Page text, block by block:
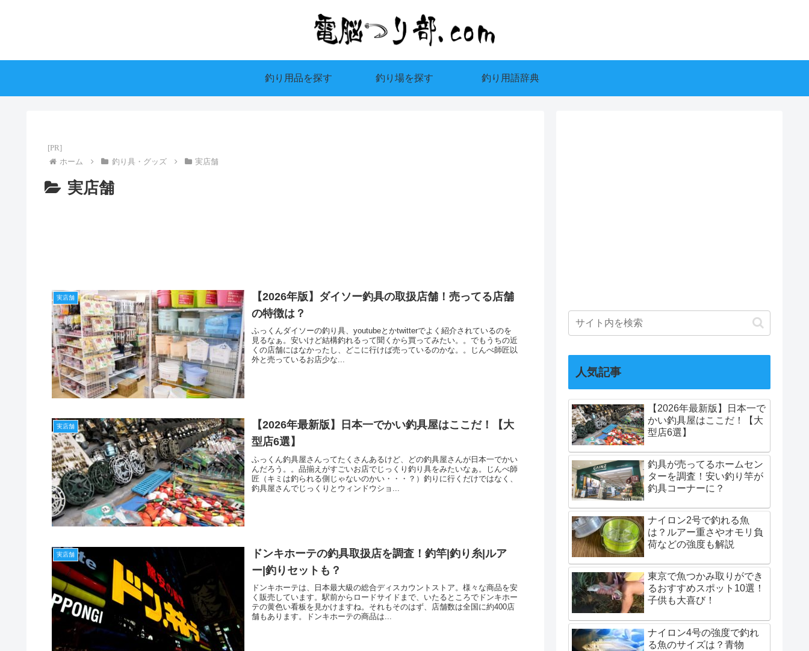
釣り用品を探す 釣り場を探す 釣り用語辞典
ホーム 釣り具・グッズ 実店舗
実店舗
実店舗
【2026年版】ダイソー釣具の取扱店舗！売ってる店舗
の特徴は？
ふっくんダイソーの釣り具、youtubeとかtwitterでよく紹介されているのを
見るなぁ。安いけど結構釣れるって聞くから買ってみたい。。でもうちの近
くの店舗にはなかったし、どこに行けば売っているのかな。。じんべ師匠以
外と売っているお店少な...
実店舗
【2026年最新版】日本一でかい釣具屋はここだ！【大
型店6選】
ふっくん釣具屋さんってたくさんあるけど、どの釣具屋さんが日本一でかい
んだろう。。品揃えがすごいお店でじっくり釣り具をみたいなぁ。じんべ師
匠（キミは釣られる側じゃないのかい・・・？）釣りに行くだけではなく、
釣具屋さんでじっくりとウィンドウショ...
実店舗
ドンキホーテの釣具取扱店を調査！釣竿|釣り糸|ルア
ー|釣りセットも？
ドンキホーテは、日本最大級の総合ディスカウントストア。様々な商品を安
く販売しています。駅前からロードサイドまで、いたるところでドンキホー
テの黄色い看板を見かけますね。それもそのはず、店舗数は全国に約400店
舗もあります。ドンキホーテの商品は...
人気記事
【2026年最新版】日本一で
かい釣具屋はここだ！【大
型店6選】
釣具が売ってるホームセン
ターを調査！安い釣り竿が
釣具コーナーに？
ナイロン2号で釣れる魚
は？ルアー重さやオモリ負
荷などの強度も解説
東京で魚つかみ取りができ
るおすすめスポット10選！
子供も大喜び！
ナイロン4号の強度で釣れ
る魚のサイズは？青物